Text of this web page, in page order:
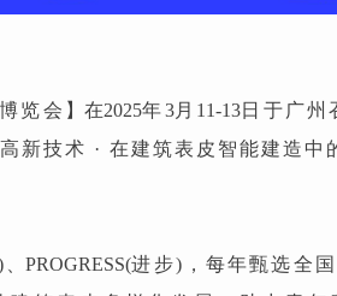
览会 】在2025年3月 11-13日于广州
高新技术 · 在建筑表皮智能建造中
、PROGRESS(进步)，每年甄选全